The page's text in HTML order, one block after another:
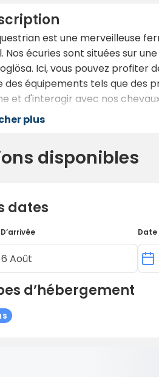
est une merveilleuse
Nos écuries sont situées sur
Ici, vous pouvez
des équipements tels que des
et d'interagir avec nos
plus
disponibles
dates
Date
d’hébergement